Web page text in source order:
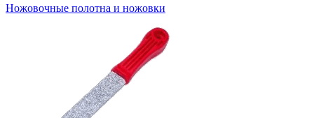
Ножовочные полотна и ножовки